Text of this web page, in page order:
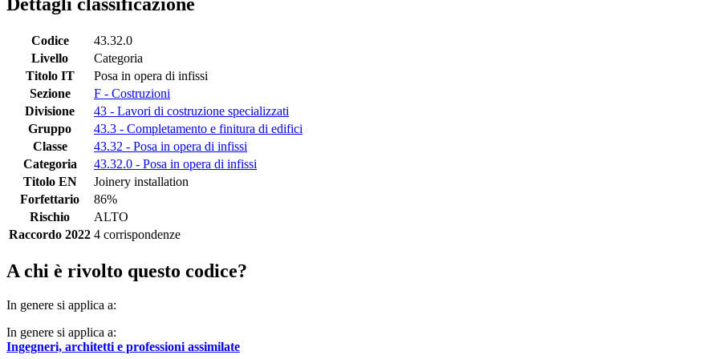
Codice
43.32.0
Livello
Categoria
Titolo IT
Posa in opera di infissi
Sezione
F - Costruzioni
Divisione
43 - Lavori di costruzione specializzati
Gruppo
43.3 - Completamento e finitura di edifici
Classe
43.32 - Posa in opera di infissi
Categoria
43.32.0 - Posa in opera di infissi
Titolo EN
Joinery installation
Forfettario
86%
Rischio
ALTO
Raccordo 2022 4 corrispondenze
A chi è rivolto questo codice?
In genere si applica a:
In genere si applica a:
Ingegneri, architetti e professioni assimilate